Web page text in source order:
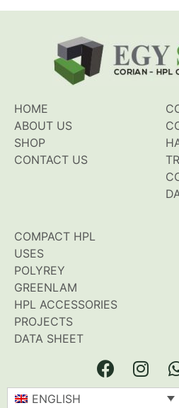
HOME
ABOUT US
SHOP
CONTACT US
COMPACT HPL
USES
POLYREY
GREENLAM
HPL ACCESSORIES
PROJECTS
DATA SHEET
ENGLISH